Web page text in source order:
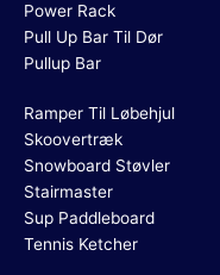
Power Rack
Pull Up Bar Til Dør
Pullup Bar
Ramper Til Løbehjul
Skoovertræk
Snowboard Støvler
Stairmaster
Sup Paddleboard
Tennis Ketcher